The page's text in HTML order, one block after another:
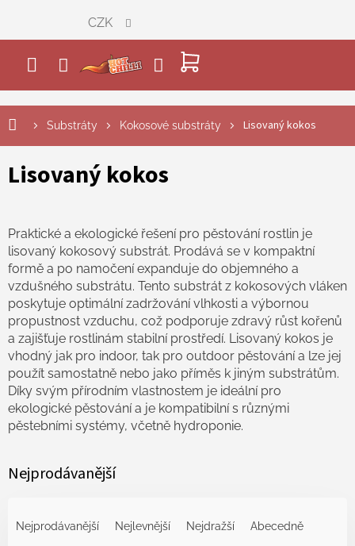
obsah
NÁKUPNÍ
KOŠÍK
CZK
Substráty Kokosové substráty Lisovaný kokos
Lisovaný kokos
Praktické a ekologické řešení pro pěstování rostlin je
lisovaný kokosový substrát. Prodává se v kompaktní
formě a po namočení expanduje do objemného a
vzdušného substrátu. Tento substrát z kokosových vláken
poskytuje optimální zadržování vlhkosti a výbornou
propustnost vzduchu, což podporuje zdravý růst kořenů
a zajišťuje rostlinám stabilní prostředí. Lisovaný kokos je
vhodný jak pro indoor, tak pro outdoor pěstování a lze jej
použít samostatně nebo jako příměs k jiným substrátům.
Díky svým přírodním vlastnostem je ideální pro
ekologické pěstování a je kompatibilní s různými
pěstebními systémy, včetně hydroponie.
Nejprodávanější
Nejprodávanější Nejlevnější Nejdražší Abecedně